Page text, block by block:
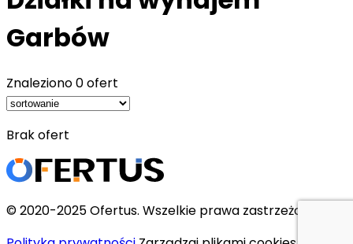
Garbów
Znaleziono0 ofert
Brak ofert
© 2020-2025 Ofertus. Wszelkie prawa zastrzeżone.